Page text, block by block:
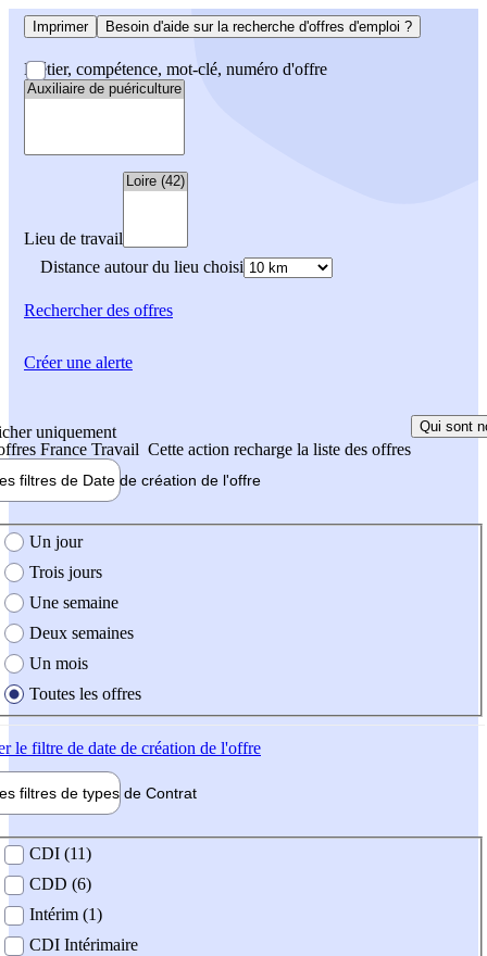
Imprimer Besoin d'aide sur la recherche d'offres d'emploi ?
Métier, compétence, mot-clé, numéro d'offre
Lieu de travail
Distance autour du lieu choisi
Rechercherdes offres
uniquement
France Travail Cette action recharge la liste des offres
Qui sont
filtres de Date de création de l'offre
création de l'offre
Un jour
Trois jours
Une semaine
Deux semaines
Un mois
Toutes les offres
le filtre de date de création de l'offre
filtres de types de Contrat
contrat
CDI (11)
CDD (6)
Intérim (1)
CDI Intérimaire
Créer une alerte